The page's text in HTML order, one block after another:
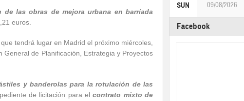
de las obras de mejora urbana en barriada
euros.
tendrá lugar en Madrid el próximo miércoles,
de Planificación, Estrategia y Proyectos
y banderolas para la rotulación de las
de licitación para elcontrato mixto de
SUN 09/08/2026
Facebook